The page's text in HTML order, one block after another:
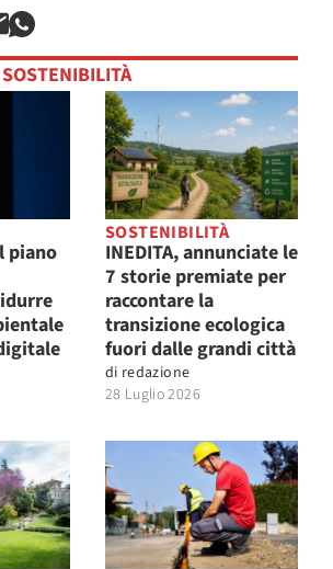
SOSTENIBILITÀ
piano
SOSTENIBILITÀ
INEDITA, annunciate le
7 storie premiate per
raccontare la
transizione ecologica
fuori dalle grandi città
di redazione
28 Luglio 2026